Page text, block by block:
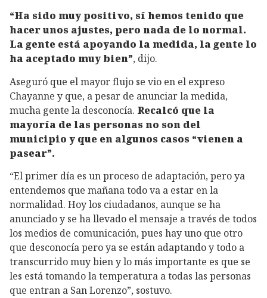
“Ha sido muy positivo, sí hemos tenido que
hacer unos ajustes, pero nada de lo normal.
La gente está apoyando la medida, la gente lo
ha aceptado muy bien”, dijo.
Aseguró que el mayor flujo se vio en el expreso
Chayanne y que, a pesar de anunciar la medida,
mucha gente la desconocía. Recalcó que la
mayoría de las personas no son del
municipio y que en algunos casos “vienen a
pasear”.
“El primer día es un proceso de adaptación, pero ya
entendemos que mañana todo va a estar en la
normalidad. Hoy los ciudadanos, aunque se ha
anunciado y se ha llevado el mensaje a través de todos
los medios de comunicación, pues hay uno que otro
que desconocía pero ya se están adaptando y todo a
transcurrido muy bien y lo más importante es que se
les está tomando la temperatura a todas las personas
que entran a San Lorenzo”, sostuvo.